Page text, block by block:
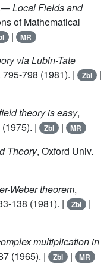
Local Fields and
of Mathematical
| MR
via Lubin-Tate
795-798 (1981). | Zbl |
theory is easy,
| Zbl | MR
Theory, Oxford Univ.
Weber theorem,
138 (1981). | Zbl |
multiplication in
(1965). | Zbl | MR